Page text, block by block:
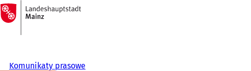
Przejdź do treści
Do
strony
głównej
Komunikaty prasowe